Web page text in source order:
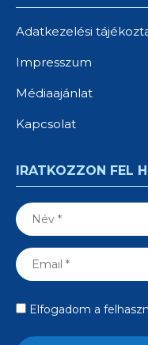
Adatkezelési
Impresszum
Médiaajánlat
Kapcsolat
IRATKOZZON FEL
Elfogadom a